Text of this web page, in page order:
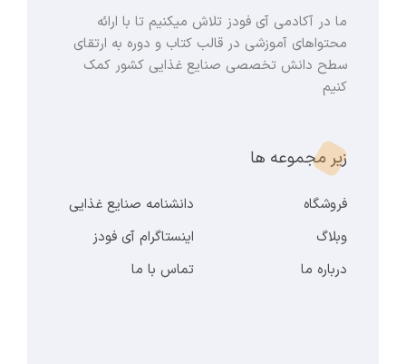
ما در آکادمی آی فودز تلاش میکنیم تا با ارائه
محتواهای آموزشی در قالب کتاب و دوره به ارتقای
سطح دانش تخصصی صنایع غذایی کشور کمک
کنیم
زیر مجموعه ها
فروشگاه
دانشنامه صنایع غذایی
وبلاگ
اینستاگرام آی فودز
درباره ما
تماس با ما